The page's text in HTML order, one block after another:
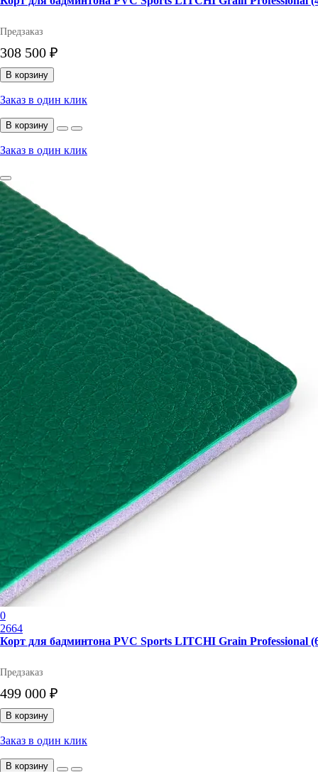
Предзаказ
308 500 ₽
В корзину
Заказ в один клик
В корзину
Заказ в один клик
0
2664
Корт для бадминтона PVC Sports LITCHI Grain Professional
Предзаказ
499 000 ₽
В корзину
Заказ в один клик
В корзину